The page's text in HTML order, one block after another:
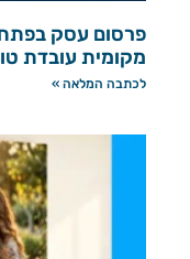
פרסום עסק
מקומית עובדת
לכתבה המלאה »